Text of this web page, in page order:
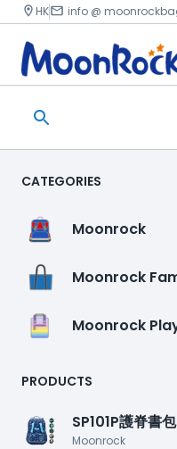
HK info @
CATEGORIES
Moonrock
Moonrock
Moonrock
PRODUCTS
SP101P護脊書
Moonrock